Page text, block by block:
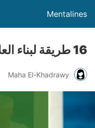
Mentalines
16 طريقة لبناء العلاقة الزوجية الناجحة
Maha El-Khadrawy